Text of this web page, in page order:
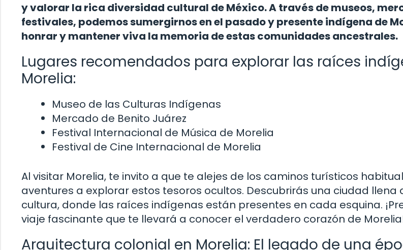
y valorar la rica diversidad cultural de México. A través de museos,
festivales, podemos sumergirnos en el pasado y presente indígena de
honrar y mantener viva la memoria de estas comunidades ancestrales.
Lugares recomendados para explorar las raíces
Morelia:
Museo de las Culturas Indígenas
Mercado de Benito Juárez
Festival Internacional de Música de Morelia
Festival de Cine Internacional de Morelia
Al visitar Morelia, te invito a que te alejes de los caminos turísticos
aventures a explorar estos tesoros ocultos. Descubrirás una ciudad llena
cultura, donde las raíces indígenas están presentes en cada esquina.
viaje fascinante que te llevará a conocer el verdadero corazón de
Arquitectura colonial en Morelia: El legado de una